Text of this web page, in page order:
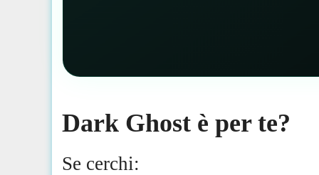
Dark Ghost è per te?
Se cerchi: